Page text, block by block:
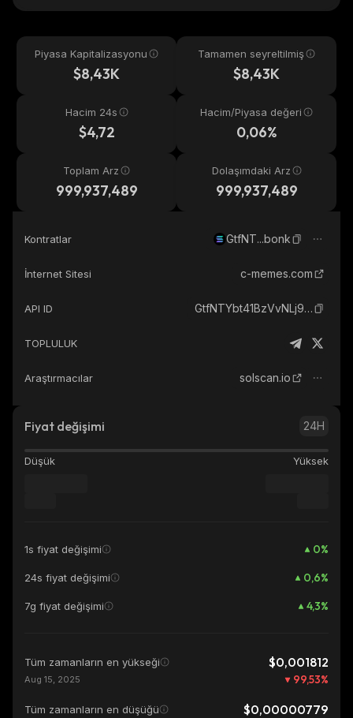
Piyasa Kapitalizasyonu
$8,43K
Tamamen seyreltilmiş
$8,43K
Hacim 24s
$4,72
Hacim/Piyasa değeri
0,06%
Toplam Arz
999,937,489
Dolaşımdaki Arz
999,937,489
Kontratlar GtfNT...bonk
İnternet Sitesi c-memes.com
API ID GtfNTYbt41BzVvNLj9ijeYsWsAAVEGidoDoERwg8bonk_solana
TOPLULUK
Araştırmacılar solscan.io
Fiyat değişimi 24H
Düşük Yüksek
1s fiyat değişimi 0%
24s fiyat değişimi 0,6%
7g fiyat değişimi 4,3%
Tüm zamanların en yükseği $0,001812
Aug 15, 2025 99,53%
Tüm zamanların en düşüğü $0,00000779